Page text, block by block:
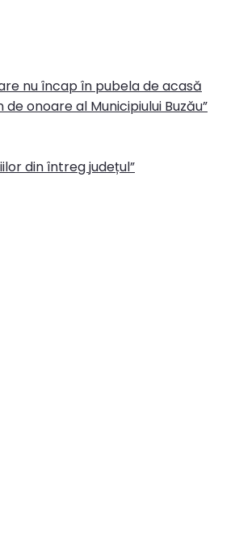
nu încap în pubela de acasă
onoare al Municipiului Buzău”
din întreg județul”